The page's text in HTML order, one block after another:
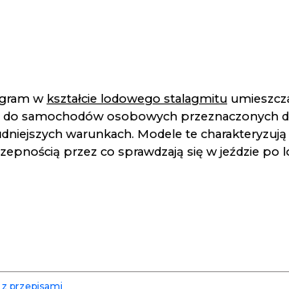
w kształcie lodowego stalagmitu
samochodów osobowych przeznaczonych
warunkach. Modele te
przez co sprawdzają się w jeździe po
przepisami